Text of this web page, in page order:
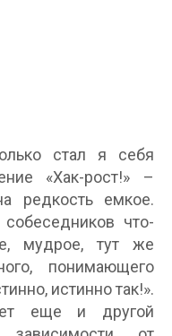
стал я себя
«Хак-рост!» –
редкость емкое.
что-
мудрое, тут же
понимающего
истинно так!».
еще и другой